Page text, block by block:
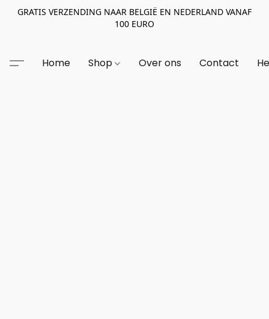
GRATIS VERZENDING NAAR BELGIË EN NEDERLAND VANAF
100 EURO
Home Shop Over ons Contact